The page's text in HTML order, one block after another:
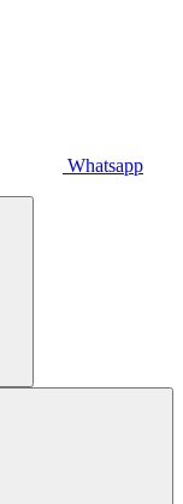
Whatsapp